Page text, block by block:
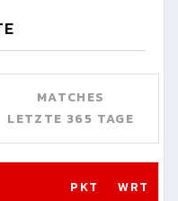
MATCHES
LETZTE 365 TAGE
PKT WRT